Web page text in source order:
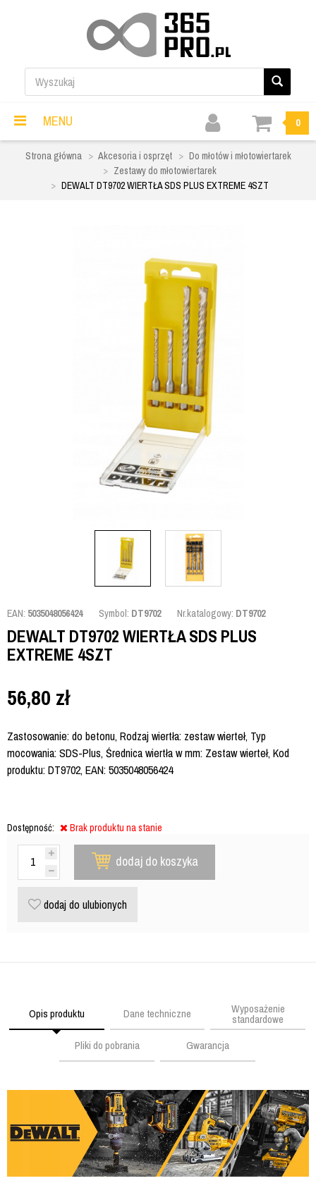
MENU 0
Strona główna Akcesoria i osprzęt
Do młotów i młotowiertarek
Zestawy do młotowiertarek
DEWALT DT9702 WIERTŁA SDS PLUS EXTREME 4SZT
EAN: 5035048056424 Symbol: DT9702 Nr.katalogowy: DT9702
DEWALT DT9702 WIERTŁA SDS PLUS
EXTREME 4SZT
56,80 zł
Zastosowanie: do betonu, Rodzaj wiertła: zestaw wierteł, Typ
mocowania: SDS-Plus, Średnica wiertła w mm: Zestaw wierteł, Kod
produktu: DT9702, EAN: 5035048056424
Dostępność: Brak produktu na stanie
dodaj do koszyka
dodaj do ulubionych
Opis produktu Dane techniczne Wyposażenie
standardowe
Pliki do pobrania
Gwarancja